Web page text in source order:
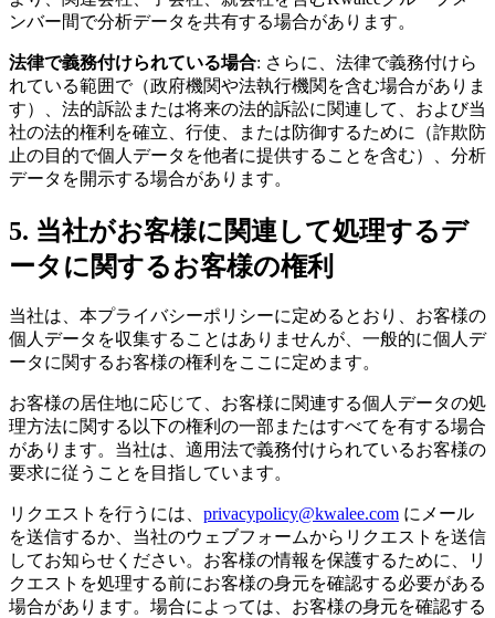
ンバー間で分析データを共有する場合があります。
法律で義務付けられている場合: さらに、法律で義務付けら
れている範囲で（政府機関や法執行機関を含む場合がありま
す）、法的訴訟または将来の法的訴訟に関連して、および当
社の法的権利を確立、行使、または防御するために（詐欺防
止の目的で個人データを他者に提供することを含む）、分析
データを開示する場合があります。
5. 当社がお客様に関連して処理するデ
ータに関するお客様の権利
当社は、本プライバシーポリシーに定めるとおり、お客様の
個人データを収集することはありませんが、一般的に個人デ
ータに関するお客様の権利をここに定めます。
お客様の居住地に応じて、お客様に関連する個人データの処
理方法に関する以下の権利の一部またはすべてを有する場合
があります。当社は、適用法で義務付けられているお客様の
要求に従うことを目指しています。
リクエストを行うには、 privacypolicy@kwalee.com にメール
を送信するか、当社のウェブフォームからリクエストを送信
してお知らせください。お客様の情報を保護するために、リ
クエストを処理する前にお客様の身元を確認する必要がある
場合があります。場合によっては、お客様の身元を確認する